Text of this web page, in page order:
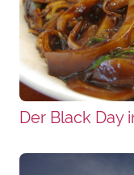
Der Black Day